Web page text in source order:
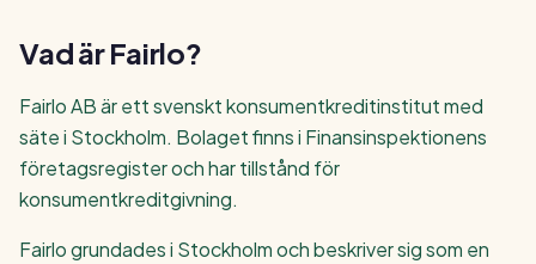
Vad är Fairlo?
Fairlo AB är ett svenskt konsumentkreditinstitut med
säte i Stockholm. Bolaget finns i Finansinspektionens
företagsregister och har tillstånd för
konsumentkreditgivning.
Fairlo grundades i Stockholm och beskriver sig som en